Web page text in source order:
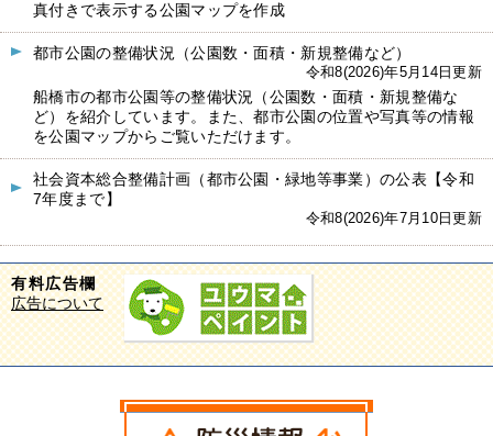
真付きで表示する公園マップを作成
都市公園の整備状況（公園数・面積・新規整備など）
令和8(2026)年5月14日更新
船橋市の都市公園等の整備状況（公園数・面積・新規整備な
ど）を紹介しています。また、都市公園の位置や写真等の情報
を公園マップからご覧いただけます。
社会資本総合整備計画（都市公園・緑地等事業）の公表【令和
7年度まで】
令和8(2026)年7月10日更新
有料広告欄
広告について